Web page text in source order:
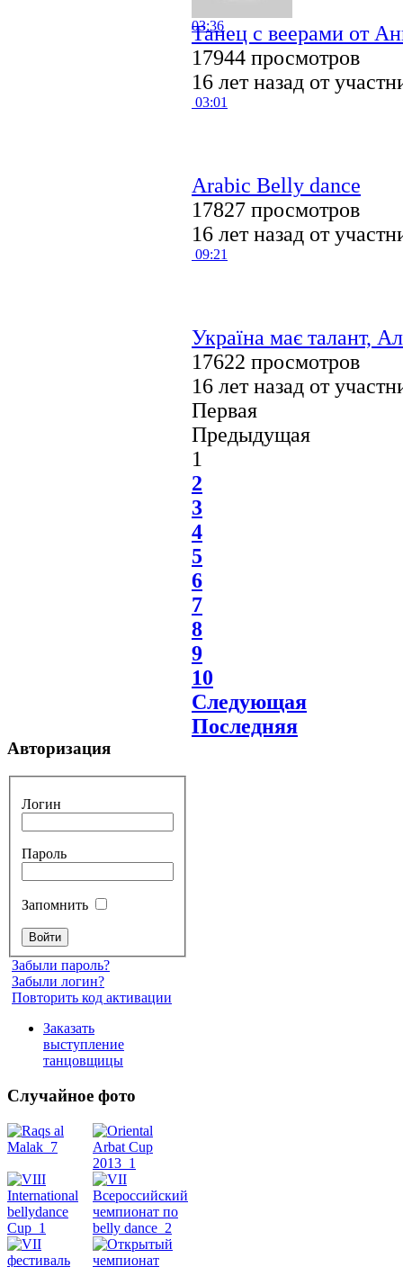
03:36
Танец с веерами от
17944 просмотров
16 лет назад от
03:01
Arabic Belly dance
17827 просмотров
16 лет назад от
09:21
Україна має талант,
17622 просмотров
16 лет назад от
Первая
Предыдущая
1
2
3
4
5
6
7
8
9
10
Следующая
Последняя
Авторизация
Логин
Пароль
Запомнить
Забыли пароль?
Забыли логин?
Повторить код активации
Заказать
выступление
танцовщицы
Случайное фото
живота